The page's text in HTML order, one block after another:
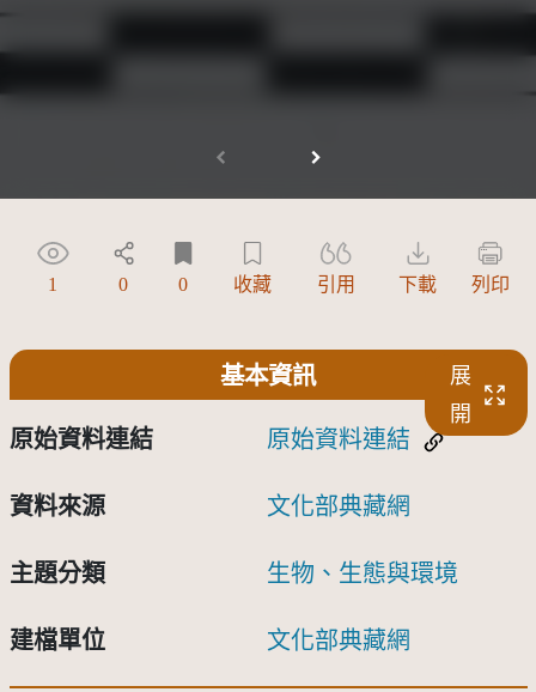
1 0 0 收藏 引用 下載 列印
基本資訊
展
開
原始資料連結 原始資料連結
資料來源 文化部典藏網
主題分類 生物、生態與環境
建檔單位 文化部典藏網